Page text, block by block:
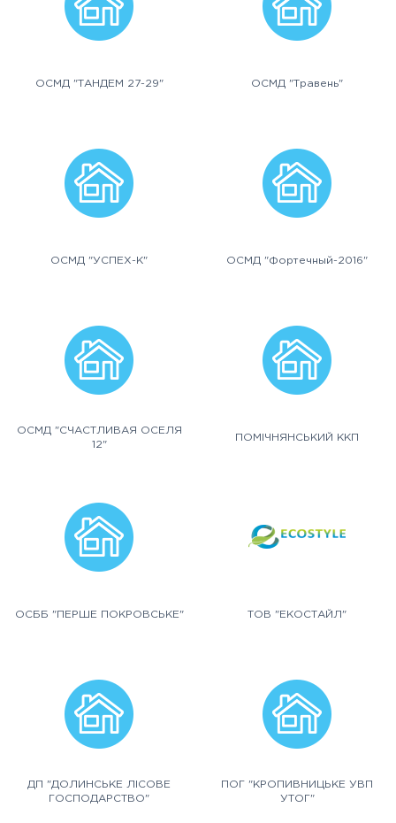
ОСМД "ТАНДЕМ 27-29" ОСМД "Травень"
ОСМД "УСПЕХ-К" ОСМД "Фортечный-2016"
ОСМД "СЧАСТЛИВАЯ ОСЕЛЯ
12"
ПОМІЧНЯНСЬКИЙ ККП
ОСББ "ПЕРШЕ ПОКРОВСЬКЕ" ТОВ "ЕКОСТАЙЛ"
ДП "ДОЛИНСЬКЕ ЛІСОВЕ
ГОСПОДАРСТВО"
ПОГ "КРОПИВНИЦЬКЕ УВП
УТОГ"